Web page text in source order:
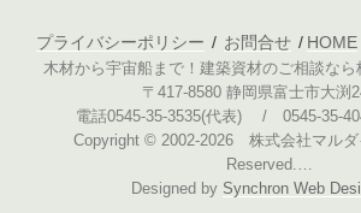
プライバシーポリシー お問合せ HOME
木材から宇宙船まで！建築資材のご相談な
〒417-8580 静岡県富士市大渕
電話0545-35-3535(代表) / 0545-35-
Copyright © 2002-2026 株式会社マル
Reserved.…
Designed by Synchron Web